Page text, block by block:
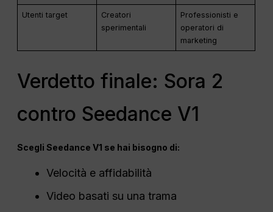
Utenti target
Creatori
sperimentali
Professionisti e
operatori di
marketing
Verdetto finale: Sora 2
contro Seedance V1
Scegli Seedance V1 se hai bisogno di:
Velocità e affidabilità
Video basati su una trama